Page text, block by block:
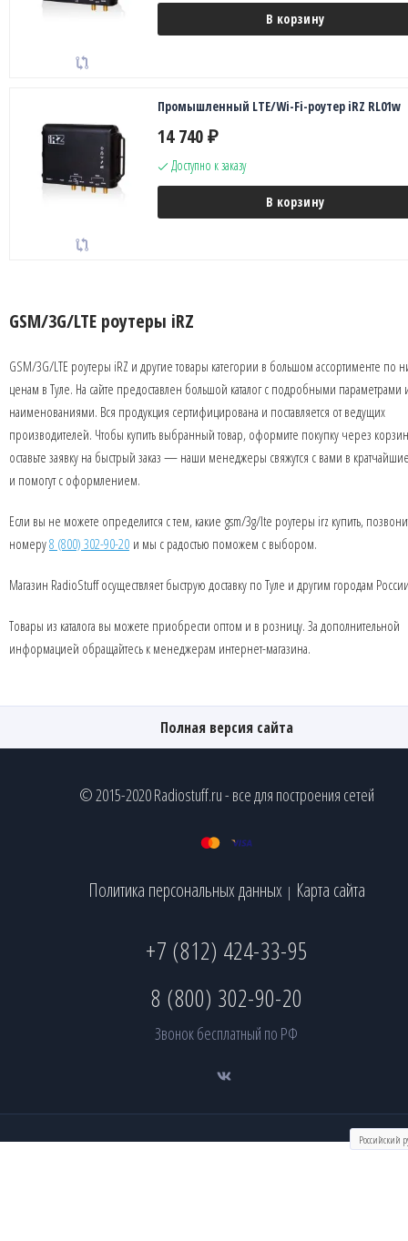
В корзину
Промышленный LTE/Wi-Fi-роутер iRZ RL01w
14 740 ₽
Доступно к заказу
В корзину
GSM/3G/LTE роутеры iRZ
GSM/3G/LTE роутеры iRZ и другие товары категории в большом ассортименте по
ценам в Туле. На сайте предоставлен большой каталог с подробными параметрами
наименованиями. Вся продукция сертифицирована и поставляется от ведущих
производителей. Чтобы купить выбранный товар, оформите покупку через
оставьте заявку на быстрый заказ — наши менеджеры свяжутся с вами в
и помогут с оформлением.
Если вы не можете определится с тем, какие gsm/3g/lte роутеры irz купить,
номеру8 (800) 302-90-20 и мы с радостью поможем с выбором.
Магазин RadioStuff осуществляет быструю доставку по Туле и другим городам
Товары из каталога вы можете приобрести оптом и в розницу. За дополнительной
информацией обращайтесь к менеджерам интернет-магазина.
Полная версия сайта
© 2015-2020 Radiostuff.ru - все для построения сетей
Политика персональных данных | Карта сайта
+7 (812) 424-33-95
8 (800) 302-90-20
Звонок бесплатный по РФ